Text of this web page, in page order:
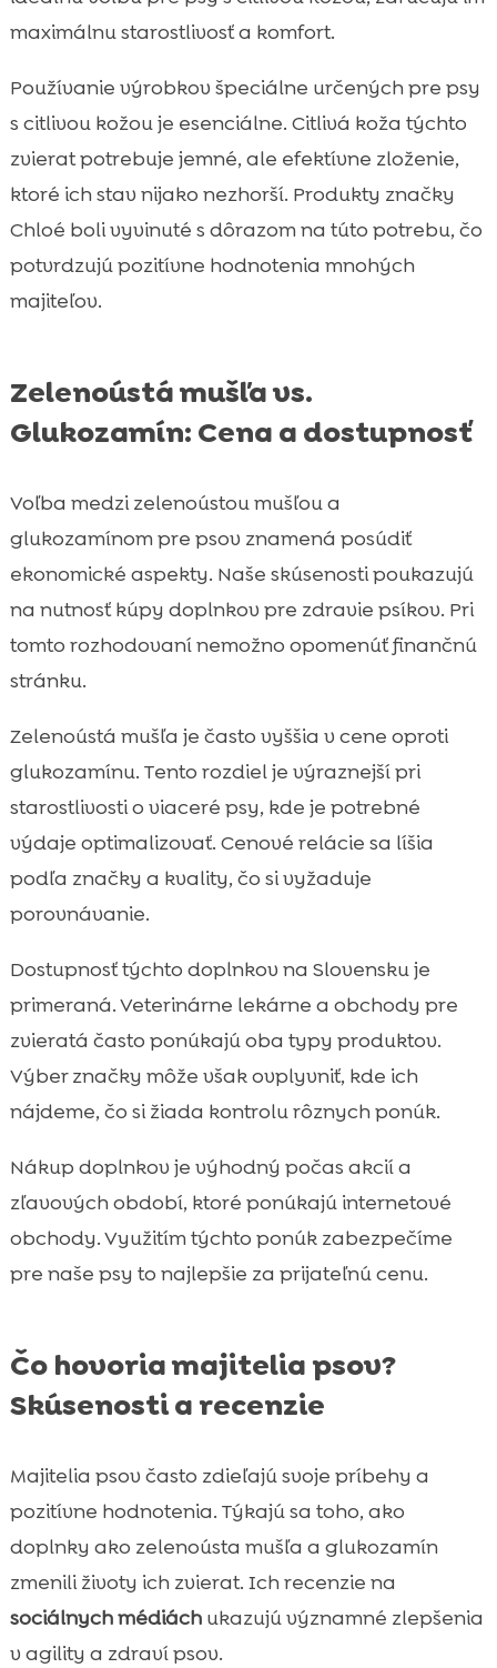
maximálnu starostlivosť a komfort.
Používanie výrobkov špeciálne určených pre psy
s citlivou kožou je esenciálne. Citlivá koža týchto
zvierat potrebuje jemné, ale efektívne zloženie,
ktoré ich stav nijako nezhorší. Produkty značky
Chloé boli vyvinuté s dôrazom na túto potrebu, čo
potvrdzujú pozitívne hodnotenia mnohých
majiteľov.
Zelenoústá mušľa vs.
Glukozamín: Cena a dostupnosť
Voľba medzi zelenoústou mušľou a
glukozamínom pre psov znamená posúdiť
ekonomické aspekty. Naše skúsenosti poukazujú
na nutnosť kúpy doplnkov pre zdravie psíkov. Pri
tomto rozhodovaní nemožno opomenúť finančnú
stránku.
Zelenoústá mušľa je často vyššia v cene oproti
glukozamínu. Tento rozdiel je výraznejší pri
starostlivosti o viaceré psy, kde je potrebné
výdaje optimalizovať. Cenové relácie sa líšia
podľa značky a kvality, čo si vyžaduje
porovnávanie.
Dostupnosť týchto doplnkov na Slovensku je
primeraná. Veterinárne lekárne a obchody pre
zvieratá často ponúkajú oba typy produktov.
Výber značky môže však ovplyvniť, kde ich
nájdeme, čo si žiada kontrolu rôznych ponúk.
Nákup doplnkov je výhodný počas akcií a
zľavových období, ktoré ponúkajú internetové
obchody. Využitím týchto ponúk zabezpečíme
pre naše psy to najlepšie za prijateľnú cenu.
Čo hovoria majitelia psov?
Skúsenosti a recenzie
Majitelia psov často zdieľajú svoje príbehy a
pozitívne hodnotenia. Týkajú sa toho, ako
doplnky ako zelenoústa mušľa a glukozamín
zmenili životy ich zvierat. Ich recenzie na
sociálnych médiáchukazujú významné zlepšenia
v agility a zdraví psov.